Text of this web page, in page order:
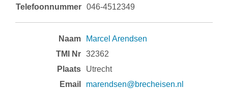
046-4512349
Marcel Arendsen
32362
Utrecht
marendsen@brecheisen.nl